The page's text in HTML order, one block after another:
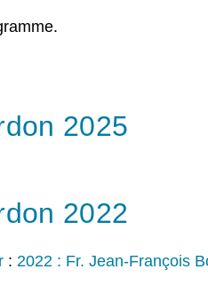
2025
2022
: 2022 : Fr. Jean-François